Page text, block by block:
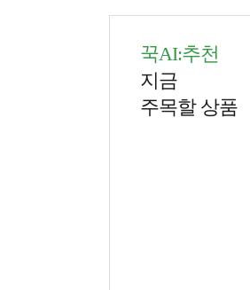
꾹AI:추천
지금
주목할 상품